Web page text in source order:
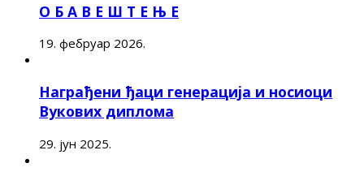
О Б А В Е Ш Т Е Њ Е
19. фебруар 2026.
Награђени ђаци генерација и носиоци
Вукових диплома
29. јун 2025.